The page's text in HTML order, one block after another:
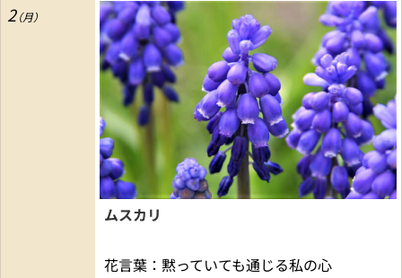
2
ムスカリ
花言葉：黙っていても通じる私の心